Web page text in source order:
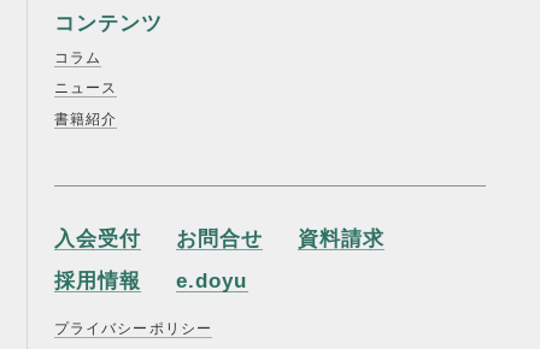
コンテンツ
コラム
ニュース
書籍紹介
入会受付 お問合せ
資料請求
採用情報
e.doyu
プライバシーポリシー